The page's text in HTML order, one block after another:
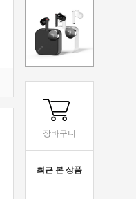
무선이어폰 ITW-
ANC4
장바구니
최근 본 상품